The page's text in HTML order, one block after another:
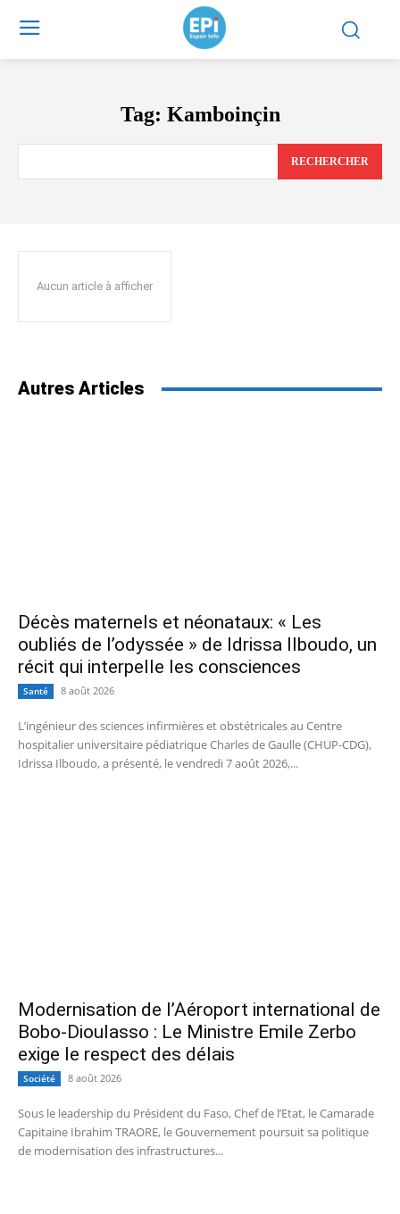
Tag: Kamboinçin
RECHERCHER
Aucun article à afficher
Autres Articles
Décès maternels et néonataux: « Les
oubliés de l’odyssée » de Idrissa Ilboudo, un
récit qui interpelle les consciences
Santé 8 août 2026
L’ingénieur des sciences infirmières et obstétricales au Centre
hospitalier universitaire pédiatrique Charles de Gaulle (CHUP-CDG),
Idrissa Ilboudo, a présenté, le vendredi 7 août 2026,...
Modernisation de l’Aéroport international de
Bobo-Dioulasso : Le Ministre Emile Zerbo
exige le respect des délais
Société 8 août 2026
Sous le leadership du Président du Faso, Chef de l’Etat, le Camarade
Capitaine Ibrahim TRAORE, le Gouvernement poursuit sa politique
de modernisation des infrastructures...